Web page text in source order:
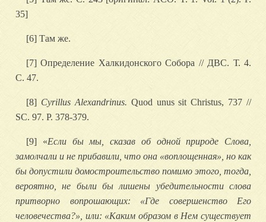
35]
[6] Там же.
[7] Определение Халкидонского Собора // ДВС. Т. 4.
С. 47.
[8] Cyrillus Alexandrinus. Quod unus sit Christus, 737 //
SC. 97. P. 378-379.
[9] «Если бы мы, сказав об одной природе Слова,
замолчали и не прибавили, что она «воплощенная», но как
бы допустили домостроительство помимо этого, тогда,
вероятно, не были бы лишены убедительности слова
притворно вопрошающих: «Где совершенство Его
человечества?», или: «Каким образом в Нем существует